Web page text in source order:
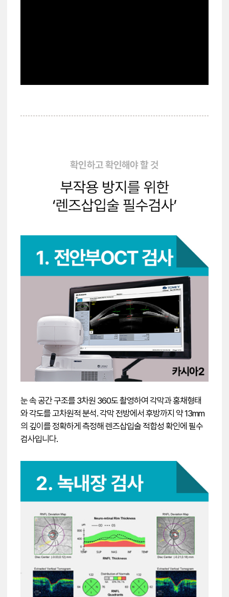
눈 속 공간 구조를 3차원 360도 촬영하여 각막과 홍채형태
와 각도를 고차원적 분석. 각막 전방에서 후방까지 약 13mm
의 깊이를 정확하게 측정해 렌즈삽입술 적합성 확인에 필수
검사입니다.